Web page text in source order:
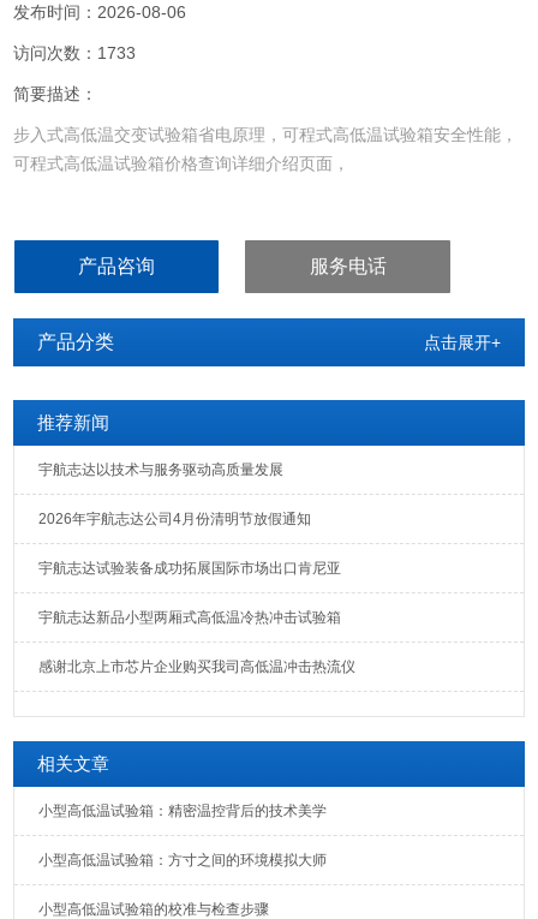
发布时间：2026-08-06
访问次数：1733
简要描述：
步入式高低温交变试验箱省电原理，可程式高低温试验箱安全性能，
可程式高低温试验箱价格查询详细介绍页面，
产品咨询 服务电话
产品分类 点击展开+
推荐新闻
宇航志达以技术与服务驱动高质量发展
2026年宇航志达公司4月份清明节放假通知
宇航志达试验装备成功拓展国际市场出口肯尼亚
宇航志达新品小型两厢式高低温冷热冲击试验箱
感谢北京上市芯片企业购买我司高低温冲击热流仪
相关文章
小型高低温试验箱：精密温控背后的技术美学
小型高低温试验箱：方寸之间的环境模拟大师
小型高低温试验箱的校准与检查步骤